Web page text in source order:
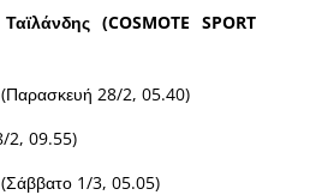
(COSMOTE SPORT
(Παρασκευή 28/2, 05.40)
2, 09.55)
(Σάββατο 1/3, 05.05)